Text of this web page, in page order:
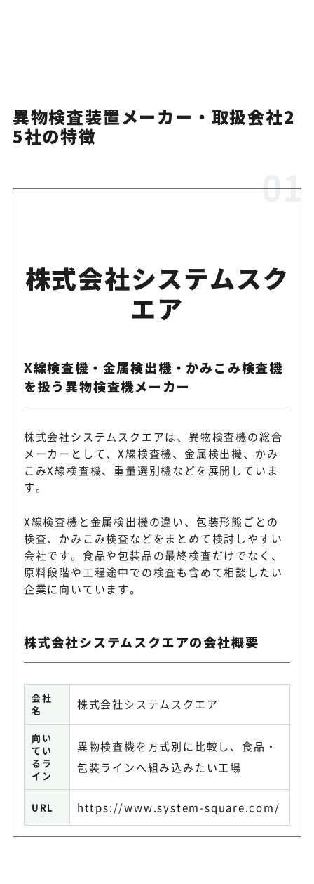
ー株式会社
注射剤向けの外観異物検査機
ルから全自動まで提案
顆粒剤・粉体の異物検査装置
内外硝子工業株式会社
アンプル・バイアル向けの液
機を提供
TOMRA Food
光学式食品選別ソリューショ
の異物・不良品選別に対応
ビューラーグループ
SORTEXシリーズで穀物・豆
などの光学選別に対応
株式会社服部製作所
色彩選別・異物選別機で食品
原料の選別を支援
カナデビア株式会社
株式会社安西製作所
農業・食品・工業分野向けに
株式会社ヒューブレイ
ン
置を展開
株式会社キーエンス
画像処理システムで食品・容
異物検査を支援
異物検査装置メーカー・取扱会社2
5社の特徴
株式会社システムスク
エア
X線検査機・金属検出機・かみこみ検査機
を扱う異物検査機メーカー
株式会社システムスクエアは、異物検査機の総合
メーカーとして、X線検査機、金属検出機、かみ
こみX線検査機、重量選別機などを展開していま
す。
X線検査機と金属検出機の違い、包装形態ごとの
検査、かみこみ検査などをまとめて検討しやすい
会社です。食品や包装品の最終検査だけでなく、
原料段階や工程途中での検査も含めて相談したい
企業に向いています。
株式会社システムスクエアの会社概要
会社
名
株式会社システムスクエア
向い
てい
るラ
イン
異物検査機を方式別に比較し、食品・
包装ラインへ組み込みたい工場
URL https://www.system-square.com/